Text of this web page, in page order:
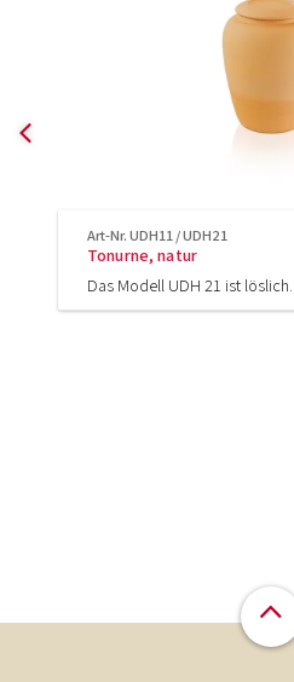
Art-Nr. UDH11 / UDH21
Tonurne, natur
Das Modell UDH 21 ist löslich.